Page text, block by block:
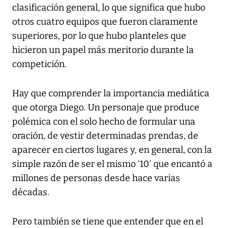
clasificación general, lo que significa que hubo
otros cuatro equipos que fueron claramente
superiores, por lo que hubo planteles que
hicieron un papel más meritorio durante la
competición.
Hay que comprender la importancia mediática
que otorga Diego. Un personaje que produce
polémica con el solo hecho de formular una
oración, de vestir determinadas prendas, de
aparecer en ciertos lugares y, en general, con la
simple razón de ser el mismo ‘10' que encantó a
millones de personas desde hace varias
décadas.
Pero también se tiene que entender que en el